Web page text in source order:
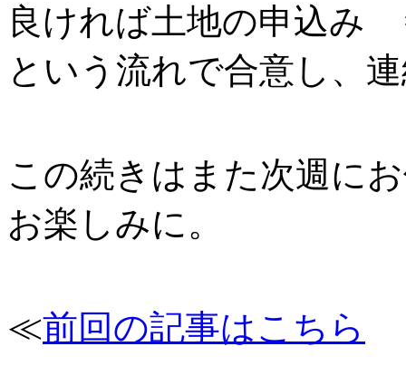
良ければ土地の申込
という流れで合意し、
この続きはまた次週に
お楽しみに。
≪前回の記事はこちら